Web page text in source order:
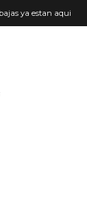
ya estan aqui